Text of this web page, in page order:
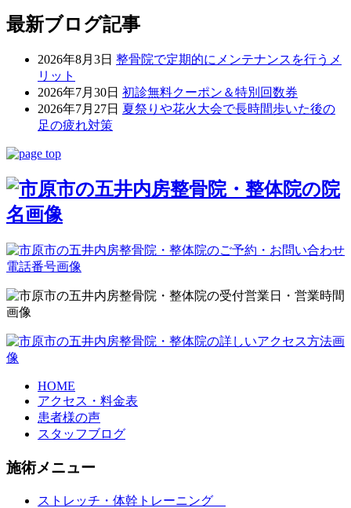
最新ブログ記事
2026年8月3日 整骨院で定期的にメンテナンスを行うメ
リット
2026年7月30日 初診無料クーポン＆特別回数券
2026年7月27日 夏祭りや花火大会で長時間歩いた後の
足の疲れ対策
HOME
アクセス・料金表
患者様の声
スタッフブログ
施術メニュー
ストレッチ・体幹トレーニング